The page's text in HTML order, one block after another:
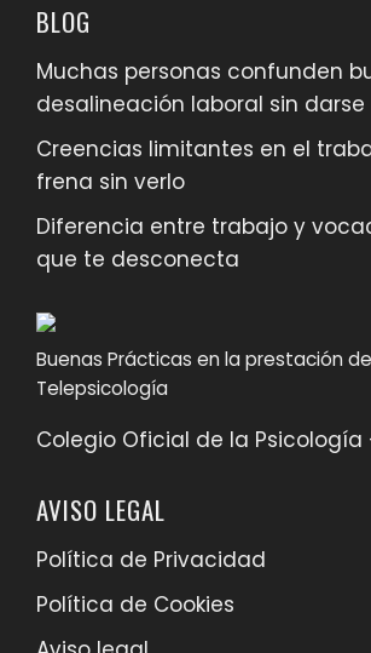
BLOG
Muchas personas confunden
desalineación laboral sin
Creencias limitantes en el
frena sin verlo
Diferencia entre trabajo y
que te desconecta
Buenas Prácticas en la prestación
Telepsicología
Colegio Oficial de la Psicología
AVISO LEGAL
Política de Privacidad
Política de Cookies